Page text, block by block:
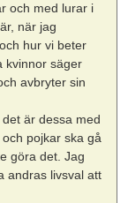
och med lurar i
när jag
hur vi beter
kvinnor säger
avbryter sin
är dessa med
pojkar ska gå
göra det. Jag
andras livsval att